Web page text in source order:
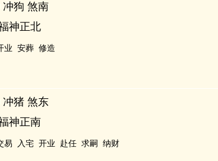
冲狗 煞南
神正北
业 安葬 修造
冲猪 煞东
神正南
易 入宅 开业 赴任 求嗣 纳财